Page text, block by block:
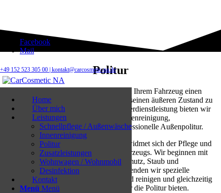
Facebook
Mail
+49 152 523 305 00 | kontakt@carcosmetic-na.de
Home
Über mich
Leistungen
Schnellpflege / Außenwäsche
Innenreinigung
Politur
Zusatzleistungen
Wohnwagen / Wohnmobil
Desinfektion
Kontakt
Menü Menü
Politur
Erleben Sie unsere erstklassige Politur, um Ihrem Fahrzeug einen
beeindruckenden Glanz zu verleihen und seinen äußeren Zustand zu
optimieren. Mit unserer umfassenden Polierdienstleistung bieten wir
Ihnen eine gründliche Außenwäsche, Felgenreinigung,
Scheibenreinigung außen sowie eine professionelle Außenpolitur.
Unser engagiertes Team von Fachleuten widmet sich der Pflege und
dem Schutz der Lackoberfläche Ihres Fahrzeugs. Wir beginnen mit
einer gründlichen Außenwäsche, um Schmutz, Staub und
Ablagerungen zu entfernen. Hierbei verwenden wir spezielle
Reinigungsmittel, die Ihren Lack schonend reinigen und gleichzeitig
eine optimale Oberflächenvorbereitung für die Politur bieten.